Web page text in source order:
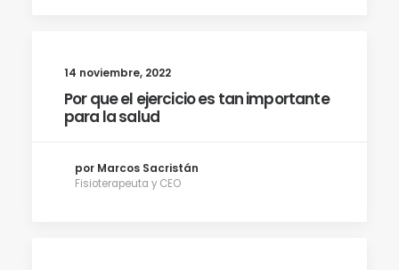
14 noviembre, 2022
Por que el ejercicio es tan importante
para la salud
por Marcos Sacristán
Fisioterapeuta y CEO